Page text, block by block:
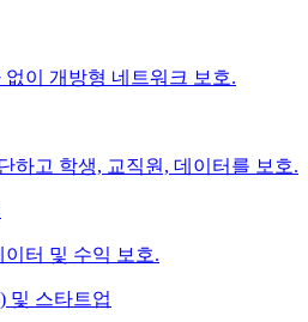
없이 개방형 네트워크 보호.
하고 학생, 교직원, 데이터를 보호.
이터 및 수익 보호.
및 스타트업